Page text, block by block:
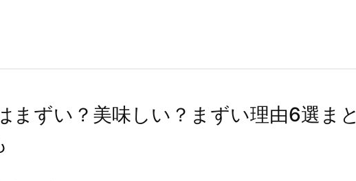
まずい？美味しい？まずい理由6選まと